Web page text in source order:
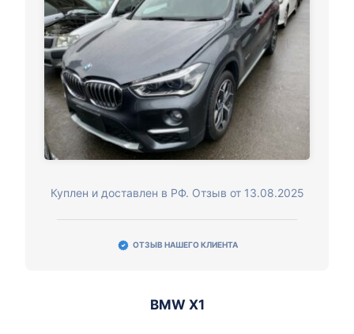
Куплен и доставлен в РФ. Отзыв от 13.08.2025
ОТЗЫВ НАШЕГО КЛИЕНТА
BMW X1